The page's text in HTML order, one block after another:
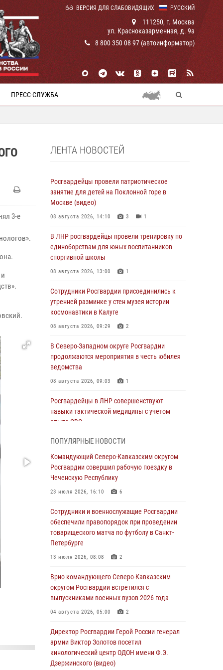
РУССКИЙ
ВЕРСИЯ ДЛЯ СЛАБОВИДЯЩИХ
111250, г. Москва
ул. Красноказарменная, д. 9а
8 800 350 08 97 (автоинформатор)
ПРЕСС-СЛУЖБА
3-е
ЛЕНТА НОВОСТЕЙ
Росгвардейцы провели патриотическое
занятие для детей на Поклонной горе в
Москве (видео)
08 августа 2026, 14:10 3 1
В ЛНР росгвардейцы провели тренировку по
единоборствам для юных воспитанников
спортивной школы
08 августа 2026, 13:00 1
Сотрудники Росгвардии присоединились к
утренней разминке у стен музея истории
космонавтики в Калуге
08 августа 2026, 09:29 2
В Северо-Западном округе Росгвардии
продолжаются мероприятия в честь юбилея
ведомства
08 августа 2026, 09:03 1
Росгвардейцы в ЛНР совершенствуют
навыки тактической медицины с учетом
опыта СВО
ОМОН «Ойрат» Управления Росгвардии по
Республике Калмыкия исполнилось 20 лет
08 августа 2026, 07:00
«Поезда Победы» в Кузбассе
08 августа 2026, 07:00
В Кабардино-Балкарии сотрудники
Росгвардии провели турнир по настольному
08 августа 2026, 07:00
Военнослужащие Софринской бригады
Росгвардии встретились с участником
Ломоносова — дорогой к Победе в СВО»
(видео)
08 августа 2026, 07:00 2 1
ПОПУЛЯРНЫЕ НОВОСТИ
Командующий Северо-Кавказским округом
Росгвардии совершил рабочую поездку в
Чеченскую Республику
23 июля 2026, 16:10 6
Сотрудники и военнослужащие Росгвардии
обеспечили правопорядок при проведении
товарищеского матча по футболу в Санкт-
Петербурге
13 июля 2026, 08:08 2
Врио командующего Северо-Кавказским
округом Росгвардии встретился с
выпускниками военных вузов 2026 года
04 августа 2026, 05:00 2
Директор Росгвардии Герой России генерал
армии Виктор Золотов посетил
кинологический центр ОДОН имени Ф.Э.
Дзержинского (видео)